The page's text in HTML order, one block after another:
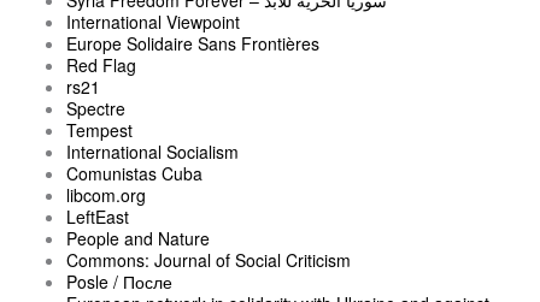
International Viewpoint
Europe Solidaire Sans Frontières
Red Flag
rs21
Spectre
Tempest
International Socialism
Comunistas Cuba
libcom.org
LeftEast
People and Nature
Commons: Journal of Social Criticism
Posle / После